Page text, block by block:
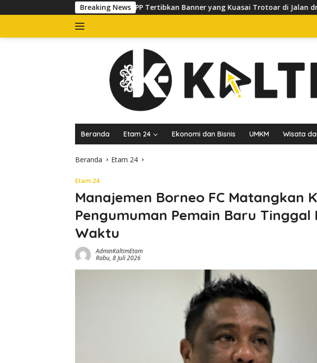
ke
Breaking News
Satpol PP Tertibkan Banner yang Kuasai Trotoar di Jalan dr Sutomo, Pelaku
Beranda Etam 24 Ekonomi dan Bisnis UMKM Wisata
Beranda Etam 24
Etam 24
Manajemen Borneo FC Matangkan
Pengumuman Pemain Baru Tinggal
Waktu
AdminKaltimEtam
Rabu, 8 Juli 2026